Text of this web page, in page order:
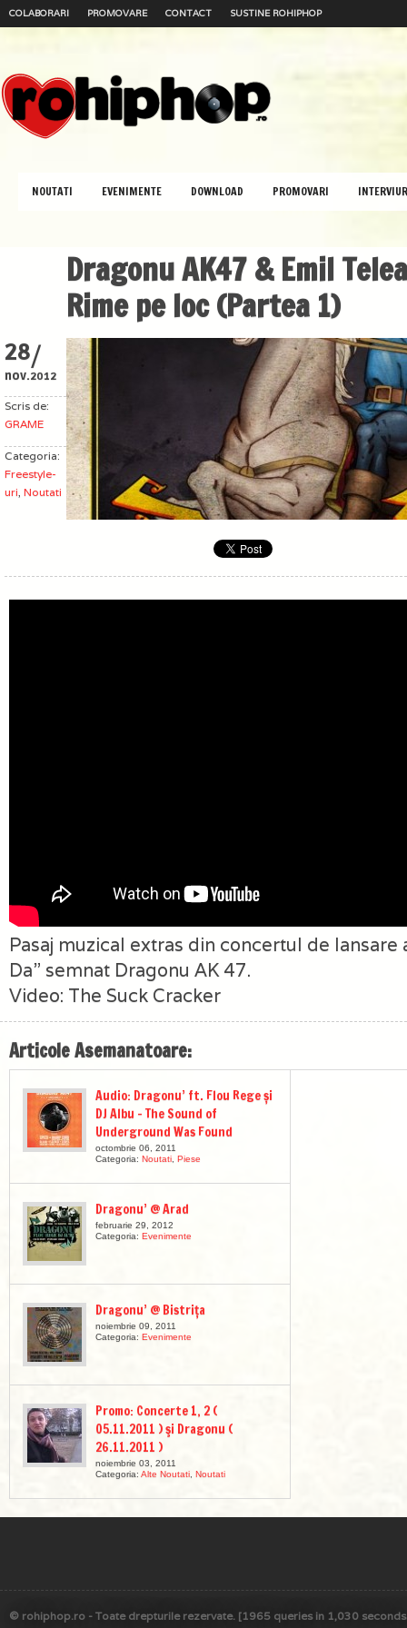
COLABORARI PROMOVARE CONTACT SUSTINE ROHIPHOP
NOUTATI EVENIMENTE DOWNLOAD PROMOVARI
Dragonu AK47 & Emil
Rime pe loc (Partea 1)
28/
nov.2012
Scris de:
GRAME
Categoria:
Freestyle-
uri, Noutati
Pasaj muzical extras din concertul de lansare
Da” semnat Dragonu AK 47.
Video: The Suck Cracker
Articole Asemanatoare:
Audio: Dragonu’ ft. Flou Rege și
DJ Albu – The Sound of
Underground Was Found
octombrie 06, 2011
Categoria: Noutati Piese
Dragonu’ @ Arad
februarie 29, 2012
Categoria: Evenimente
Dragonu’ @ Bistrița
noiembrie 09, 2011
Categoria: Evenimente
Promo: Concerte 1, 2 (
05.11.2011 ) şi Dragonu (
26.11.2011 )
noiembrie 03, 2011
Categoria: Alte Noutati Noutati
© rohiphop.ro - Toate drepturile rezervate. [1965 queries in 1,030